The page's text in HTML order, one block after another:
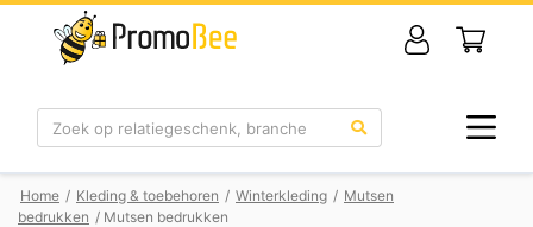
Zoek
Home / Kleding & toebehoren / Winterkleding / Mutsen
bedrukken / Mutsen bedrukken